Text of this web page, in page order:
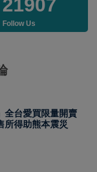
21907
Follow Us
全台愛買限量開賣
所得助熊本震災